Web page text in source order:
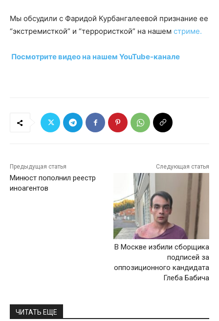
Мы обсудили с Фаридой Курбангалеевой признание ее
“экстремисткой” и “террористкой” на нашем стриме.
Посмотрите видео на нашем YouTube-канале
Предыдущая статья
Минюст пополнил реестр
иноагентов
Следующая статья
В Москве избили сборщика
подписей за
оппозиционного кандидата
Глеба Бабича
ЧИТАТЬ ЕЩЕ